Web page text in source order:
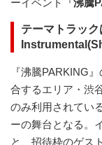
テーマトラッ
『沸騰PARKING
合するエリア・渋
のみ利用されてい
ーの舞台となる。
と、招待枠のゲス